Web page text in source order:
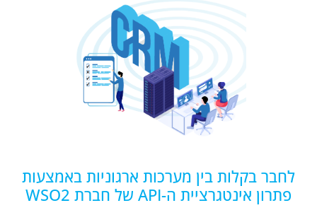
לחבר בקלות בין מערכות ארגוניות באמצעות
פתרון אינטגרציית ה-API של חברת WSO2